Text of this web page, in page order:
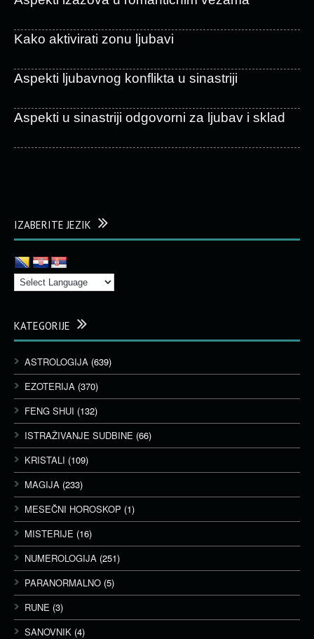
Kako aktivirati zonu ljubavi
Aspekti ljubavnog konflikta u sinastriji
Aspekti u sinastriji odgovorni za ljubav i sklad
IZABERITE JEZIK
KATEGORIJE
ASTROLOGIJA (639)
EZOTERIJA (370)
FENG SHUI (132)
ISTRAŽIVANJE SUDBINE (66)
KRISTALI (109)
MAGIJA (233)
MESEČNI HOROSKOP (1)
MISTERIJE (16)
NUMEROLOGIJA (251)
PARANORMALNO (5)
RUNE (3)
SANOVNIK (4)